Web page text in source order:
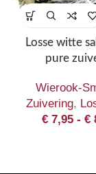
Losse witte
pure
Wierook-
Zuivering,
€ 7,95 - €